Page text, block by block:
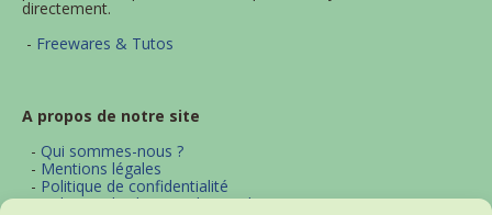
directement.
- Freewares & Tutos
A propos de notre site
- Qui sommes-nous ?
- Mentions légales
- Politique de confidentialité
-Politique d'utilisation des cookies